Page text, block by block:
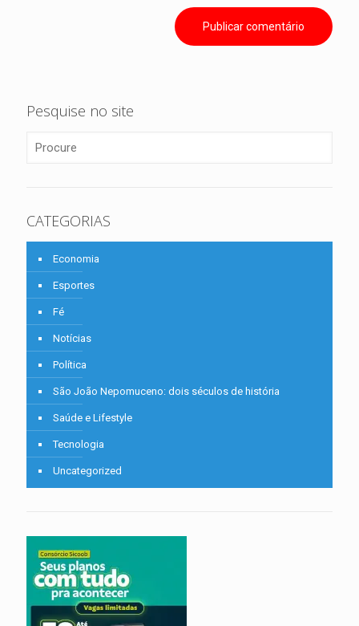
Pesquise no site
CATEGORIAS
Economia
Esportes
Fé
Notícias
Política
São João Nepomuceno: dois séculos de história
Saúde e Lifestyle
Tecnologia
Uncategorized